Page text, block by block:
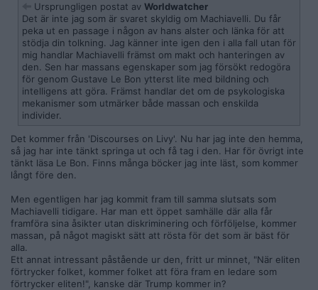
Ursprungligen postat av Worldwatcher
Det är inte jag som är svaret skyldig om Machiavelli. Du får
peka ut en passage i någon av hans alster och länka för att
stödja din tolkning. Jag känner inte igen den i alla fall utan för
mig handlar Machiavelli främst om makt och hanteringen av
den. Sen har massans egenskaper som jag försökt redogöra
för genom Gustave Le Bon ytterst lite med bildning och
intelligens att göra. Främst handlar det om de psykologiska
mekanismer som utmärker både massan och enskilda
individer.
Det kommer från 'Discourses on Livy'. Nu har jag inte den hemma,
så jag har inte tänkt springa ut och få tag i den. Har för övrigt inte
tänkt läsa Le Bon. Finns många böcker jag inte läst, som kommer
långt före den.
Men egentligen har jag kommit fram till samma slutsats som
Machiavelli tidigare. Har man ett öppet samhälle där alla får
framföra sina åsikter utan diskriminering och förföljelse, kommer
massan, på något magiskt sätt att rösta för det som är bäst för
alla.
Ett annat intressant påstående ur den, fritt ur minnet, "När eliten
förtrycker folket, kommer folket att föra fram en ledare som
förtrycker eliten!", kanske där Trump kommer in?